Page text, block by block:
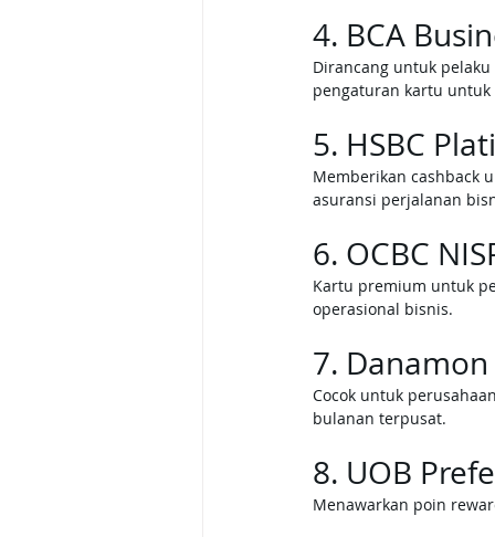
4. BCA
Dirancang untuk
pengaturan kartu untuk
5. HSBC
Memberikan cashback
asuransi perjalanan
6. OCBC
Kartu premium untuk
operasional bisnis.
7.
Cocok untuk
bulanan terpusat.
8. UOB
Menawarkan poin